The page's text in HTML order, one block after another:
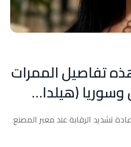
تفاصيل الممرات
وسوريا (هيلدا…
تشديد الرقابة عند معبر المصنع